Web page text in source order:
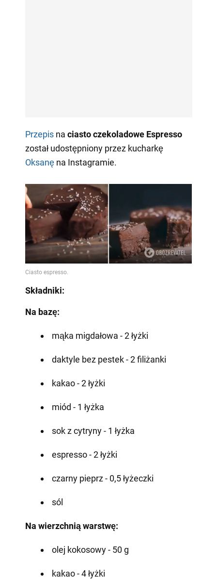
Przepisna ciasto czekoladowe Espresso
został udostępniony przez kucharkę
Oksanęna Instagramie.
Składniki:
Na bazę:
mąka migdałowa - 2 łyżki
daktyle bez pestek - 2 filiżanki
kakao - 2 łyżki
miód - 1 łyżka
sok z cytryny - 1 łyżka
espresso - 2 łyżki
czarny pieprz - 0,5 łyżeczki
sól
Na wierzchnią warstwę:
olej kokosowy - 50 g
kakao - 4 łyżki